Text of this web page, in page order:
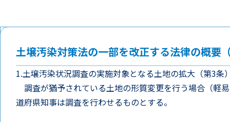
土壌汚染対策法の一部を改正する法律の概要
1.土壌汚染状況調査の実施対象となる土地の拡大（第3条
調査が猶予されている土地の形質変更を行う場合（軽
道府県知事は調査を行わせるものとする。